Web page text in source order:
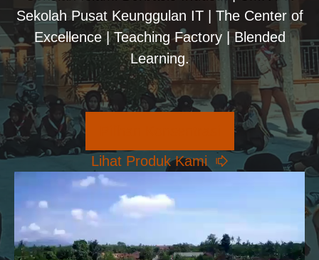
Sekolah Pusat Keunggulan IT | The Center of
Excellence | Teaching Factory | Blended
Learning.
Lihat Produk Kami